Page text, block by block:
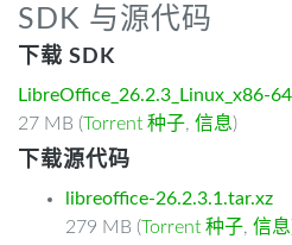
SDK 与源代码
下载 SDK
LibreOffice_26.2.3_Linux_x86-
27 MB (Torrent 种子, 信息)
下载源代码
libreoffice-26.2.3.1.tar.xz
279 MB (Torrent 种子, 信息